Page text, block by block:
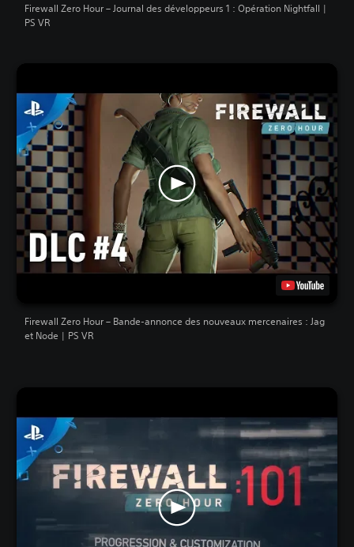
Firewall Zero Hour – Journal des développeurs 1 : Opération Nightfall |
PS VR
Firewall Zero Hour – Bande-annonce des nouveaux mercenaires : Jag
et Node | PS VR